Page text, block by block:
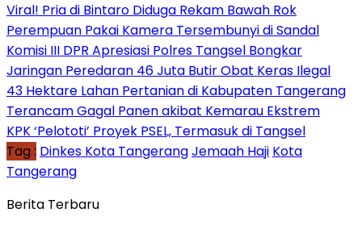
Viral! Pria di Bintaro Diduga Rekam Bawah Rok
Perempuan Pakai Kamera Tersembunyi di Sandal
Komisi III DPR Apresiasi Polres Tangsel Bongkar
Jaringan Peredaran 46 Juta Butir Obat Keras Ilegal
43 Hektare Lahan Pertanian di Kabupaten Tangerang
Terancam Gagal Panen akibat Kemarau Ekstrem
KPK ‘Pelototi’ Proyek PSEL, Termasuk di Tangsel
Tag : Dinkes Kota TangerangJemaah Haji Kota
Tangerang
Berita Terbaru